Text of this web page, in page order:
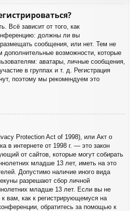
Всё зависит от того, как
должны ли вы
размещать сообщения, или нет. Тем не
дополнительные возможности, которые
аватары, личные сообщения,
в группах и т. д. Регистрация
поэтому мы рекомендуем это
Protection Act of 1998), или Акт о
в интернете от 1998 г. — это закон
от сайтов, которые могут собирать
младше 13 лет, иметь на это
Допустимо наличие иного вида
разрешают сбор личной
младше 13 лет. Если вы не
вам, как к регистрирующемуся на
обратитесь за помощью к